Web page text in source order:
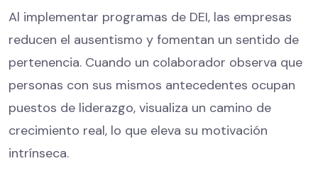
Al implementar programas de DEI, las empresas
reducen el ausentismo y fomentan un sentido de
pertenencia. Cuando un colaborador observa que
personas con sus mismos antecedentes ocupan
puestos de liderazgo, visualiza un camino de
crecimiento real, lo que eleva su motivación
intrínseca.